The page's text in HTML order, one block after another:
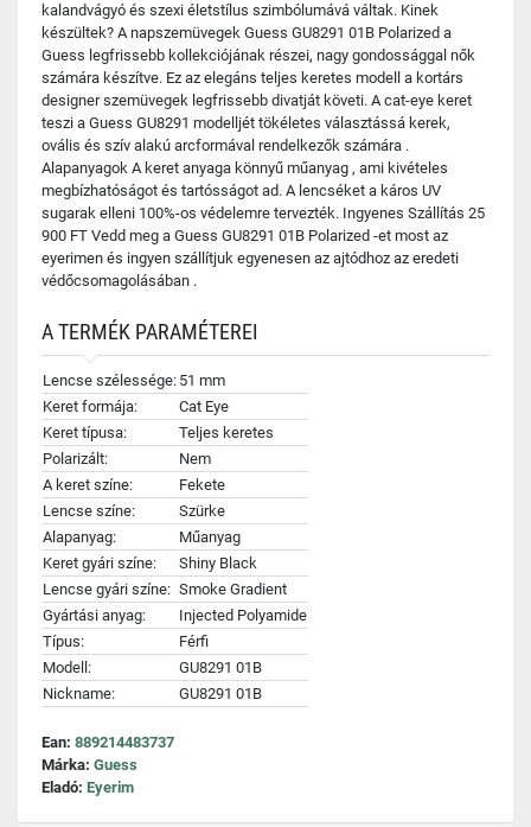
kalandvágyó és szexi életstílus szimbólumává váltak. Kinek
készültek? A napszemüvegek Guess GU8291 01B Polarized a
Guess legfrissebb kollekciójának részei, nagy gondossággal nők
számára készítve. Ez az elegáns teljes keretes modell a kortárs
designer szemüvegek legfrissebb divatját követi. A cat-eye keret
teszi a Guess GU8291 modelljét tökéletes választássá kerek,
ovális és szív alakú arcformával rendelkezők számára .
Alapanyagok A keret anyaga könnyű műanyag , ami kivételes
megbízhatóságot és tartósságot ad. A lencséket a káros UV
sugarak elleni 100%-os védelemre tervezték. Ingyenes Szállítás 25
900 FT Vedd meg a Guess GU8291 01B Polarized -et most az
eyerimen és ingyen szállítjuk egyenesen az ajtódhoz az eredeti
védőcsomagolásában .
A TERMÉK PARAMÉTEREI
Lencse szélessége: 51 mm
Keret formája:
Cat Eye
Keret típusa:
Teljes keretes
Polarizált:
Nem
A keret színe:
Fekete
Lencse színe:
Szürke
Alapanyag:
Műanyag
Keret gyári színe:
Shiny Black
Lencse gyári színe: Smoke Gradient
Gyártási anyag:
Injected Polyamide
Típus:
Férfi
Modell:
GU8291 01B
Nickname:
GU8291 01B
Ean: 889214483737
Márka: Guess
Eladó: Eyerim